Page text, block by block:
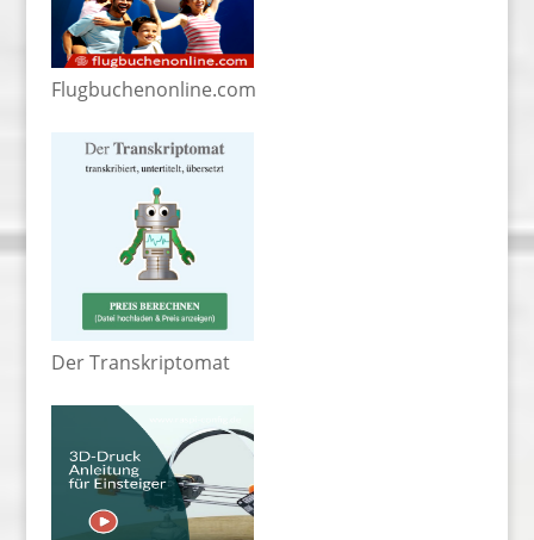
Flugbuchenonline.com
Der Transkriptomat